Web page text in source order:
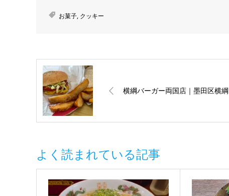
お菓子, クッキー
横綱バーガー両国店｜墨田区横綱
よく読まれている記事